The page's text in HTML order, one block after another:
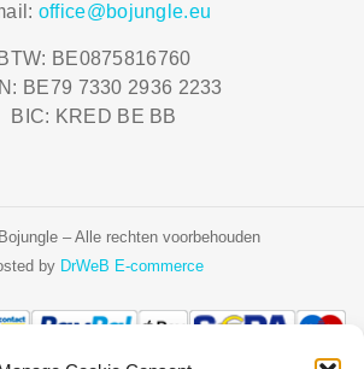
office@bojungle.eu
BTW: BE0875816760
BE79 7330 2936 2233
BIC: KRED BE BB
– Alle rechten voorbehouden
by DrWeB E-commerce